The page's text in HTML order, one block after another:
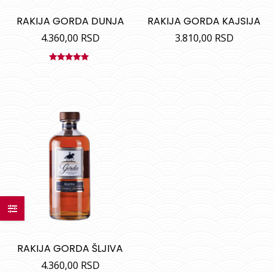
RAKIJA GORDA DUNJA
4.360,00 RSD
RAKIJA GORDA KAJSIJA
3.810,00 RSD
RAKIJA GORDA ŠLJIVA
4.360,00 RSD